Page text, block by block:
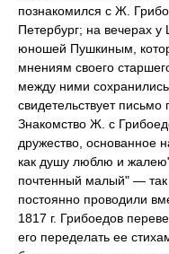
познакомился с Ж.
Петербург; на вечерах
юношей Пушкиным,
мнениям своего
между ними
свидетельствует
Знакомство Ж. с
дружество, основанное
как душу люблю и
почтенный малый" —
постоянно проводили
1817 г. Грибоедов
его переделать ее